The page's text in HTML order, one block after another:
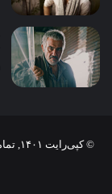
© کپی‌رایت ۱۴۰۱, تمامی حقوق وب سایت متعلق به کاشمر سلام می باشد |